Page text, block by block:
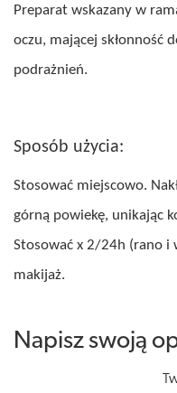
Preparat wskazany w
oczu, mającej skłonność
podrażnień.
Sposób użycia:
Stosować miejscowo.
górną powiekę, unikając
Stosować x 2/24h (rano i
makijaż.
Napisz swoją